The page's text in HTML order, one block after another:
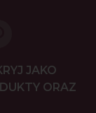
JAKO
ORAZ